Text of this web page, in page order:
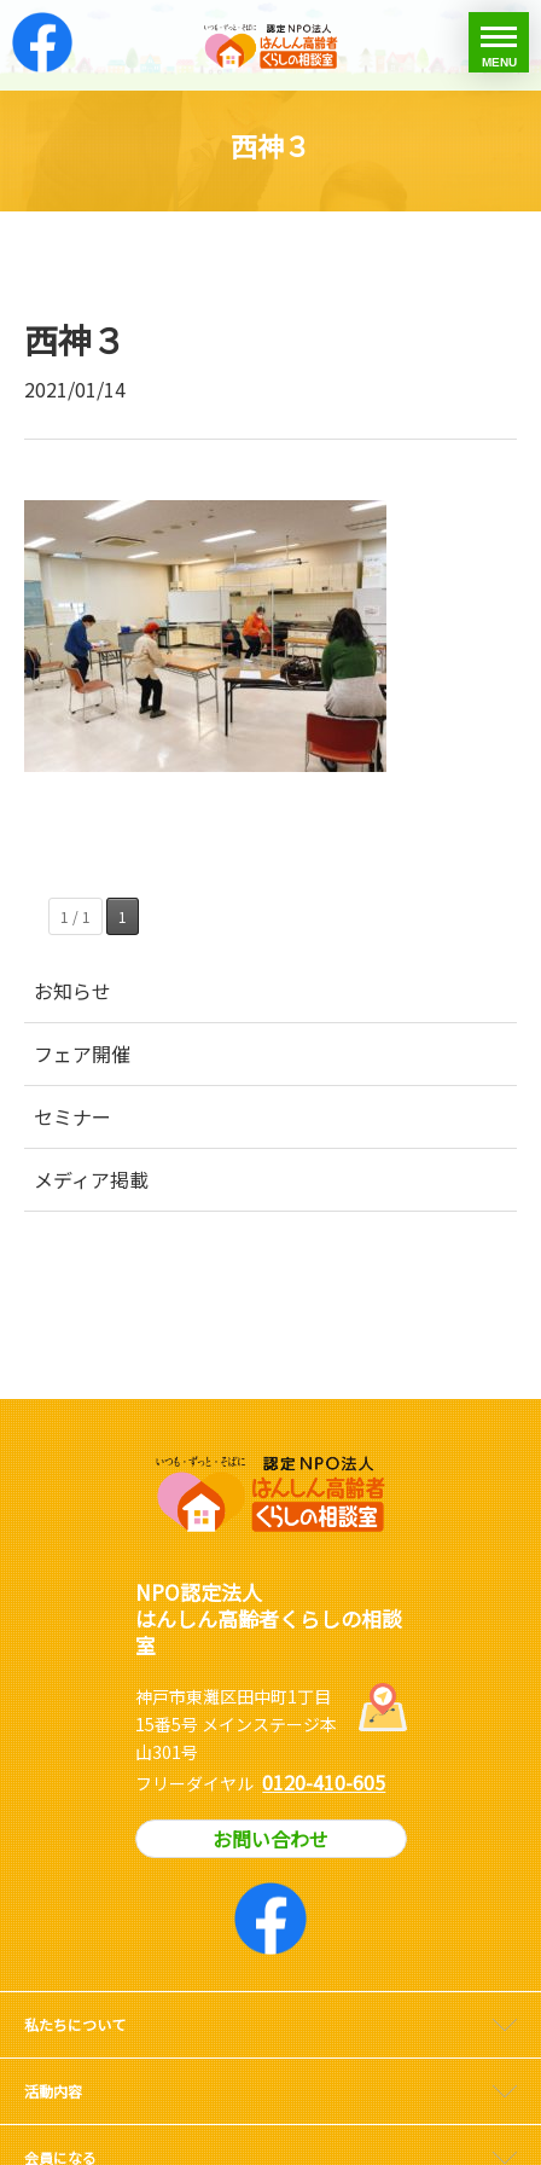
はんしん高齢者くら
toggle
menu
MENU
西神３
西神３
2021/01/14
1 / 1 1
お知らせ
フェア開催
セミナー
メディア掲載
NPO認定法人
はんしん高齢者くらしの相談
室
神戸市東灘区田中町1丁目
15番5号 メインステージ本
山301号
フリーダイヤル 0120-410-605
お問い合わせ
私たちについて
活動内容
会員になる